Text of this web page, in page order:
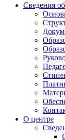
Сведения
О центре